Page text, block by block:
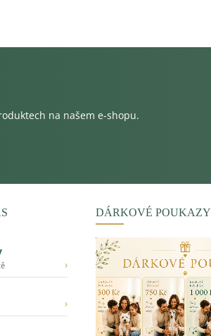
na našem e-shopu.
›
›
DÁRKOVÉ POUKAZY